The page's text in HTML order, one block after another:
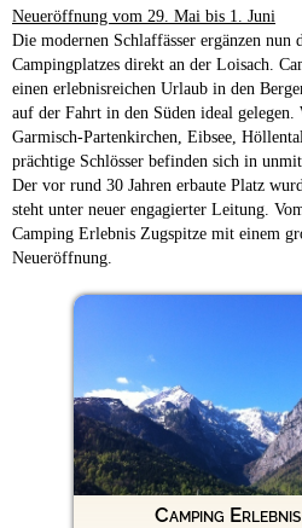
Neueröffnung vom 29. Mai bis 1. Juni
Die modernen Schlaffässer ergänzen nun
Campingplatzes direkt an der Loisach.
einen erlebnisreichen Urlaub in den
auf der Fahrt in den Süden ideal
Garmisch-Partenkirchen, Eibsee,
prächtige Schlösser befinden sich in
Der vor rund 30 Jahren erbaute Platz
steht unter neuer engagierter Leitung.
Camping Erlebnis Zugspitze mit einem
Neueröffnung.
Camping